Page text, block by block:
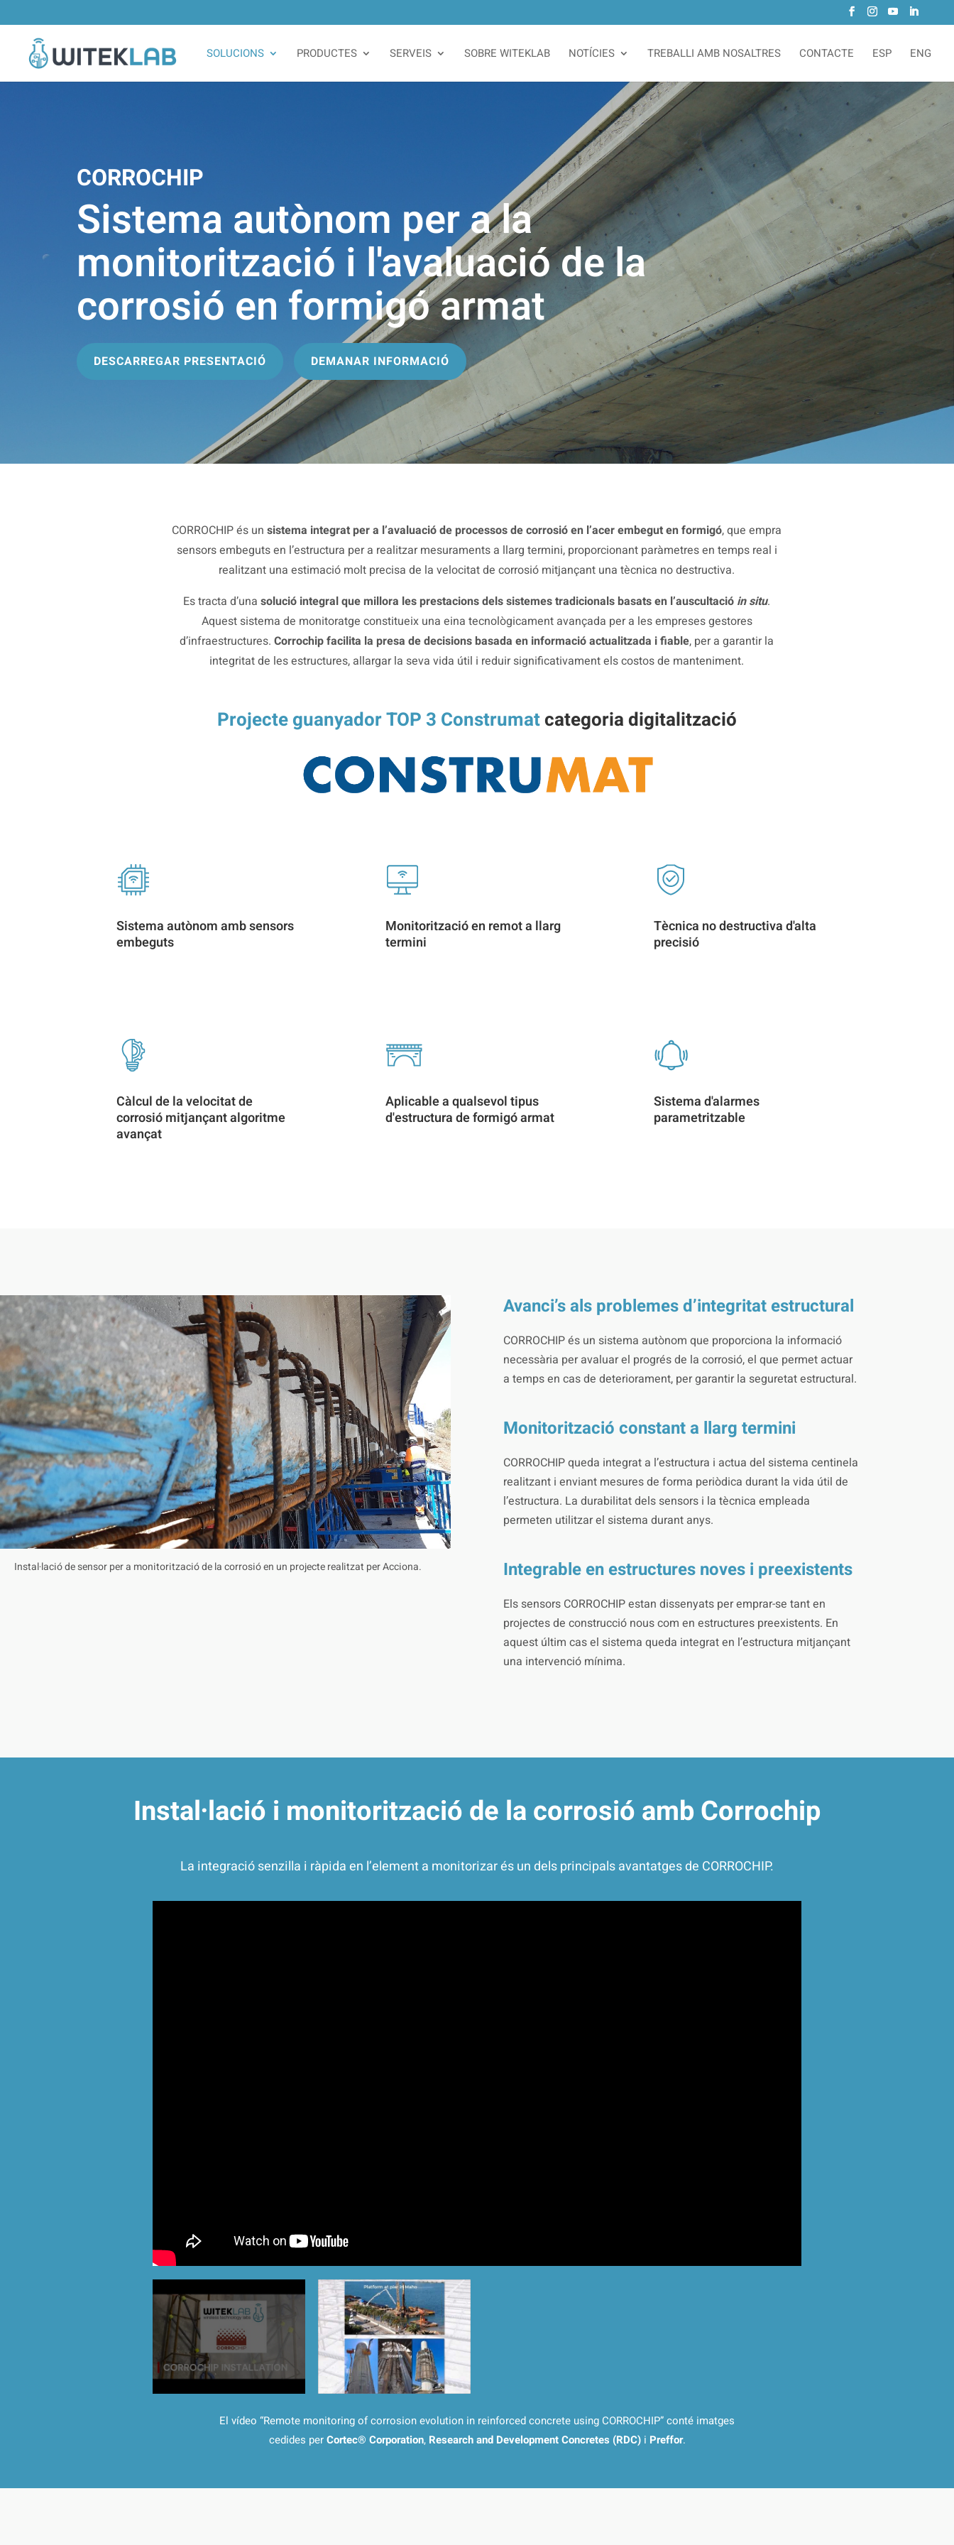
SOLUCIONS PRODUCTES SERVEIS SOBRE WITEKLAB NOTÍCIES TREBALLI AMB NOSALTRES CONTACTE ESP ENG
CORROCHIP
Sistema autònom per a la
monitorització i l'avaluació de la
corrosió en formigó armat
DESCARREGAR PRESENTACIÓ DEMANAR INFORMACIÓ
CORROCHIP és unsistema integrat per a l’avaluació de processos de corrosió en l’acer embegut en formigó, que empra
sensors embeguts en l’estructura per a realitzar mesuraments a llarg termini, proporcionant paràmetres en temps real i
realitzant una estimació molt precisa de la velocitat de corrosió mitjançant una tècnica no destructiva.
Es tracta d’unasolució integral que millora les prestacions dels sistemes tradicionals basats en l’auscultació in situ.
Aquest sistema de monitoratge constitueix una eina tecnològicament avançada per a les empreses gestores
d’infraestructures.Corrochip facilita la presa de decisions basada en informació actualitzada i fiable, per a garantir la
integritat de les estructures, allargar la seva vida útil i reduir significativament els costos de manteniment.
Projecte guanyador TOP 3 Construmatcategoria digitalització
Sistema autònom amb sensors
embeguts
Monitorització en remot a llarg
termini
Tècnica no destructiva d'alta
precisió
Càlcul de la velocitat de
corrosió mitjançant algoritme
avançat
Aplicable a qualsevol tipus
d'estructura de formigó armat
Sistema d'alarmes
parametritzable
Instal·lació de sensor per a monitorització de la corrosió en un projecte realitzat per Acciona.
Avanci’s als problemes d’integritat estructural
CORROCHIP és un sistema autònom que proporciona la informació
necessària per avaluar el progrés de la corrosió, el que permet actuar
a temps en cas de deteriorament, per garantir la seguretat estructural.
Monitorització constant a llarg termini
CORROCHIP queda integrat a l’estructura i actua del sistema centinela
realitzant i enviant mesures de forma periòdica durant la vida útil de
l’estructura. La durabilitat dels sensors i la tècnica empleada
permeten utilitzar el sistema durant anys.
Integrable en estructures noves i preexistents
Els sensors CORROCHIP estan dissenyats per emprar-se tant en
projectes de construcció nous com en estructures preexistents. En
aquest últim cas el sistema queda integrat en l’estructura mitjançant
una intervenció mínima.
Instal·lació i monitorització de la corrosió amb Corrochip
La integració senzilla i ràpida en l’element a monitorizar és un dels principals avantatges de CORROCHIP.
El vídeo “Remote monitoring of corrosion evolution in reinforced concrete using CORROCHIP” conté imatges
cedides perCortec® Corporation, Research and Development Concretes (RDC)i Preffor.